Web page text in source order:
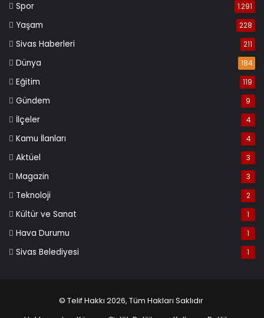
Spor 1.291
Yaşam 228
Sivas Haberleri 211
Dünya 184
Eğitim 119
Gündem 9
İlçeler 4
Kamu İlanları 4
Aktüel 3
Magazin 3
Teknoloji 2
Kültür ve Sanat 1
Hava Durumu 1
Sivas Belediyesi 1
© Telif Hakkı 2026, Tüm Hakları Saklıdır